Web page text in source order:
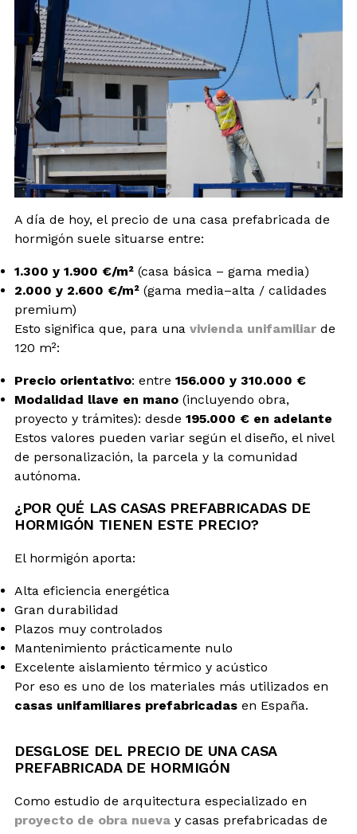
A día de hoy, el precio de una casa prefabricada de
hormigón suele situarse entre:
1.300 y 1.900 €/m² (casa básica – gama media)
2.000 y 2.600 €/m² (gama media–alta / calidades
premium)
Esto significa que, para una vivienda unifamiliar de
120 m²:
Precio orientativo: entre 156.000 y 310.000 €
Modalidad llave en mano (incluyendo obra,
proyecto y trámites): desde 195.000 € en adelante
Estos valores pueden variar según el diseño, el nivel
de personalización, la parcela y la comunidad
autónoma.
¿POR QUÉ LAS CASAS PREFABRICADAS DE
HORMIGÓN TIENEN ESTE PRECIO?
El hormigón aporta:
Alta eficiencia energética
Gran durabilidad
Plazos muy controlados
Mantenimiento prácticamente nulo
Excelente aislamiento térmico y acústico
Por eso es uno de los materiales más utilizados en
casas unifamiliares prefabricadas en España.
DESGLOSE DEL PRECIO DE UNA CASA
PREFABRICADA DE HORMIGÓN
Como estudio de arquitectura especializado en
proyecto de obra nueva y casas prefabricadas de